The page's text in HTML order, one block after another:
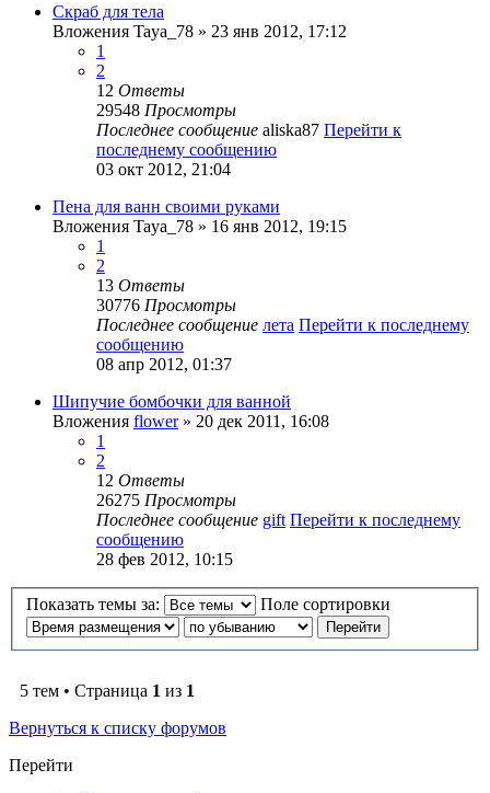
Скраб для тела
Вложения Taya_78 » 23 янв 2012, 17:12
1
2
12 Ответы
29548 Просмотры
Последнее сообщение aliska87 Перейти к
последнему сообщению
03 окт 2012, 21:04
Пена для ванн своими руками
Вложения Taya_78 » 16 янв 2012, 19:15
1
2
13 Ответы
30776 Просмотры
Последнее сообщение лета Перейти к последнему
сообщению
08 апр 2012, 01:37
Шипучие бомбочки для ванной
Вложения flower» 20 дек 2011, 16:08
1
2
12 Ответы
26275 Просмотры
Последнее сообщение gift Перейти к последнему
сообщению
28 фев 2012, 10:15
Показать темы за: Поле сортировки
5 тем • Страница 1 из 1
Вернуться к списку форумов
Перейти